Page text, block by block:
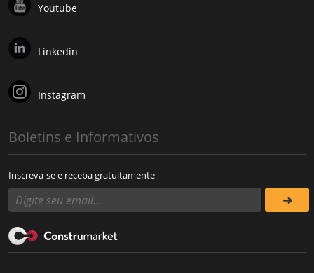
Youtube
Linkedin
Instagram
Boletins e Informativos
Inscreva-se e receba gratuitamente